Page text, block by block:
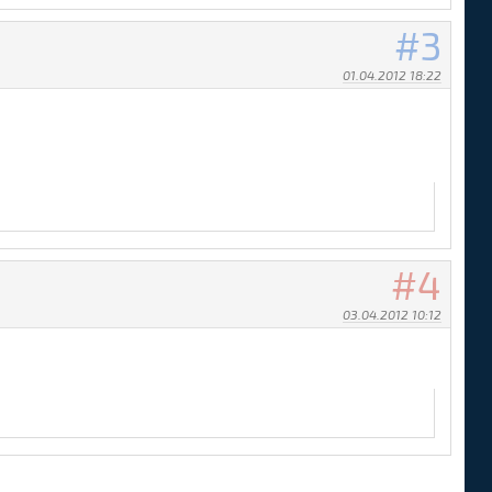
3
01.04.2012 18:22
4
03.04.2012 10:12